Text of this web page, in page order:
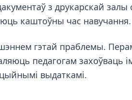
з друкарскай залы
каштоўны час навучання.
гэтай праблемы.
педагогам захоўваць
выдаткамі.